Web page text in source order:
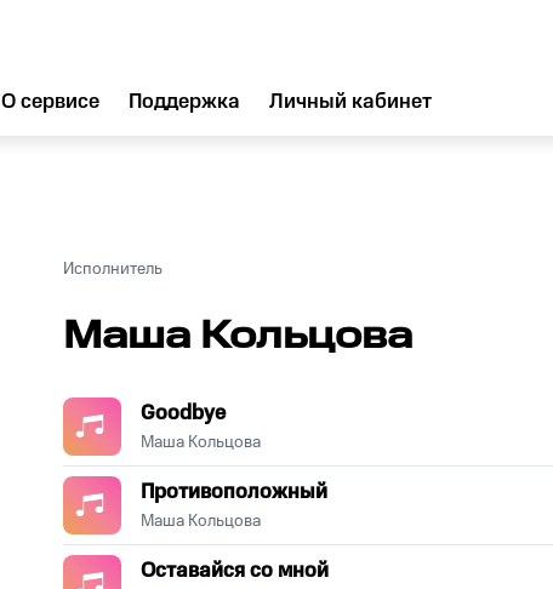
О сервисе Поддержка Личный кабинет
Исполнитель
Маша Кольцова
Goodbye
Маша Кольцова
Противоположный
Маша Кольцова
Оставайся со мной